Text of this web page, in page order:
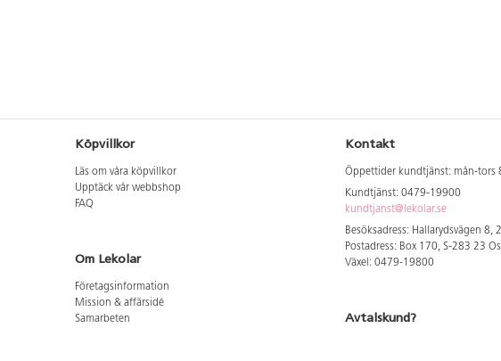
Köpvillkor
Läs om våra köpvillkor
Upptäck vår webbshop
FAQ
Om Lekolar
Företagsinformation
Mission & affärsidé
Samarbeten
Kontakt
Öppettider kundtjänst: mån-tors
Kundtjänst: 0479-19900
kundtjanst@lekolar.se
Besöksadress: Hallarydsvägen 8,
Postadress: Box 170, S-283 23
Växel: 0479-19800
Avtalskund?